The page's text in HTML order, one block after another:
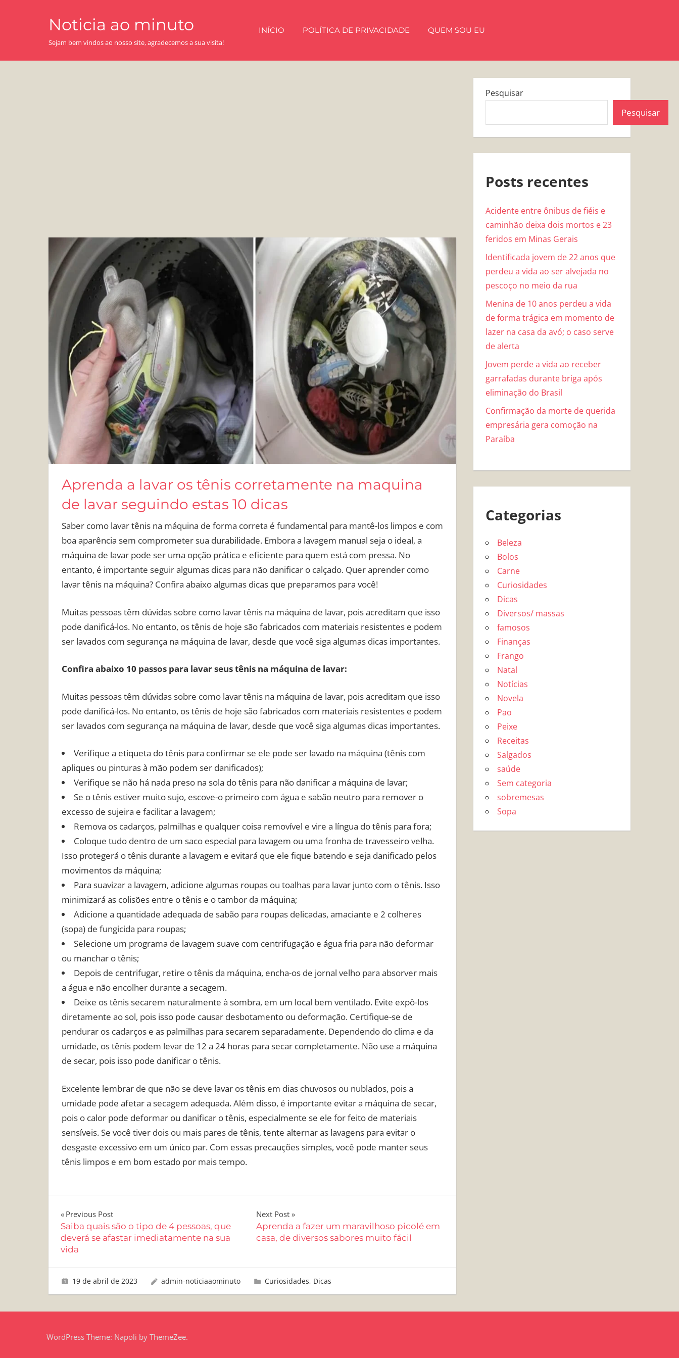
Noticia ao minuto
Sejam bem vindos ao nosso site, agradecemos a sua visita!
INÍCIO POLÍTICA DE PRIVACIDADE QUEM SOU EU
Aprenda a lavar os tênis corretamente na maquina
de lavar seguindo estas 10 dicas
Saber como lavar tênis na máquina de forma correta é fundamental para mantê-los limpos e com
boa aparência sem comprometer sua durabilidade. Embora a lavagem manual seja o ideal, a
máquina de lavar pode ser uma opção prática e eficiente para quem está com pressa. No
entanto, é importante seguir algumas dicas para não danificar o calçado. Quer aprender como
lavar tênis na máquina? Confira abaixo algumas dicas que preparamos para você!
Muitas pessoas têm dúvidas sobre como lavar tênis na máquina de lavar, pois acreditam que isso
pode danificá-los. No entanto, os tênis de hoje são fabricados com materiais resistentes e podem
ser lavados com segurança na máquina de lavar, desde que você siga algumas dicas importantes.
Confira abaixo 10 passos para lavar seus tênis na máquina de lavar:
Muitas pessoas têm dúvidas sobre como lavar tênis na máquina de lavar, pois acreditam que isso
pode danificá-los. No entanto, os tênis de hoje são fabricados com materiais resistentes e podem
ser lavados com segurança na máquina de lavar, desde que você siga algumas dicas importantes.
Verifique a etiqueta do tênis para confirmar se ele pode ser lavado na máquina (tênis com
apliques ou pinturas à mão podem ser danificados);
Verifique se não há nada preso na sola do tênis para não danificar a máquina de lavar;
Se o tênis estiver muito sujo, escove-o primeiro com água e sabão neutro para remover o
excesso de sujeira e facilitar a lavagem;
Remova os cadarços, palmilhas e qualquer coisa removível e vire a língua do tênis para fora;
Coloque tudo dentro de um saco especial para lavagem ou uma fronha de travesseiro velha.
Isso protegerá o tênis durante a lavagem e evitará que ele fique batendo e seja danificado pelos
movimentos da máquina;
Para suavizar a lavagem, adicione algumas roupas ou toalhas para lavar junto com o tênis. Isso
minimizará as colisões entre o tênis e o tambor da máquina;
Adicione a quantidade adequada de sabão para roupas delicadas, amaciante e 2 colheres
(sopa) de fungicida para roupas;
Selecione um programa de lavagem suave com centrifugação e água fria para não deformar
ou manchar o tênis;
Depois de centrifugar, retire o tênis da máquina, encha-os de jornal velho para absorver mais
a água e não encolher durante a secagem.
Deixe os tênis secarem naturalmente à sombra, em um local bem ventilado. Evite expô-los
diretamente ao sol, pois isso pode causar desbotamento ou deformação. Certifique-se de
pendurar os cadarços e as palmilhas para secarem separadamente. Dependendo do clima e da
umidade, os tênis podem levar de 12 a 24 horas para secar completamente. Não use a máquina
de secar, pois isso pode danificar o tênis.
Excelente lembrar de que não se deve lavar os tênis em dias chuvosos ou nublados, pois a
umidade pode afetar a secagem adequada. Além disso, é importante evitar a máquina de secar,
pois o calor pode deformar ou danificar o tênis, especialmente se ele for feito de materiais
sensíveis. Se você tiver dois ou mais pares de tênis, tente alternar as lavagens para evitar o
desgaste excessivo em um único par. Com essas precauções simples, você pode manter seus
tênis limpos e em bom estado por mais tempo.
Navegação
de
Post
Previous Post
Saiba quais são o tipo de 4 pessoas, que
deverá se afastar imediatamente na sua
vida
Next Post
Aprenda a fazer um maravilhoso picolé em
casa, de diversos sabores muito fácil
19 de abril de 2023 admin-noticiaaominuto Curiosidades, Dicas
Pesquisar
Pesquisar
Posts recentes
Acidente entre ônibus de fiéis e
caminhão deixa dois mortos e 23
feridos em Minas Gerais
Identificada jovem de 22 anos que
perdeu a vida ao ser alvejada no
pescoço no meio da rua
Menina de 10 anos perdeu a vida
de forma trágica em momento de
lazer na casa da avó; o caso serve
de alerta
Jovem perde a vida ao receber
garrafadas durante briga após
eliminação do Brasil
Confirmação da morte de querida
empresária gera comoção na
Paraíba
Categorias
Beleza
Bolos
Carne
Curiosidades
Dicas
Diversos/ massas
famosos
Finanças
Frango
Natal
Notícias
Novela
Pao
Peixe
Receitas
Salgados
saúde
Sem categoria
sobremesas
Sopa
WordPress Theme: Napoli by ThemeZee.